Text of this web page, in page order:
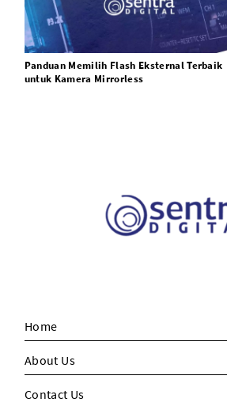
Panduan Memilih Flash Eksternal Terbaik
untuk Kamera Mirrorless
Home
About Us
Contact Us